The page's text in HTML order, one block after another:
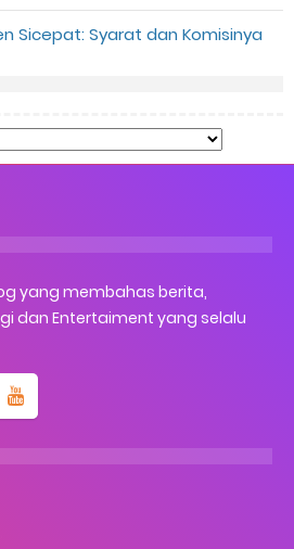
Sicepat: Syarat dan Komisinya
yang membahas berita,
dan Entertaiment yang selalu